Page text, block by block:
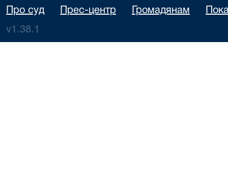
Про суд Прес-центр Громадянам
v1.38.1